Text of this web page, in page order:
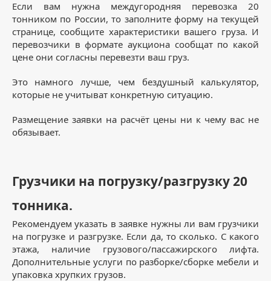
Если вам нужна междугородняя перевозка 20
тонником по России, то заполните форму на текущей
странице, сообщите характеристики вашего груза. И
перевозчики в формате аукциона сообщат по какой
цене они согласны перевезти ваш груз.
Это намного лучше, чем бездушный калькулятор,
которые не учитыват конкретную ситуацию.
Размещение заявки на расчёт цены ни к чему вас не
обязывает.
Грузчики на погрузку/разгрузку 20
тонника.
Рекомендуем указать в заявке нужны ли вам грузчики
на погрузке и разгрузке. Если да, то сколько. С какого
этажа, наличие грузового/пассажирского лифта.
Дополнительные услуги по разборке/сборке мебели и
упаковка хрупких грузов.